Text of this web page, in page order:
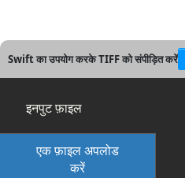
Swift का उपयोग करके TIFF को संपीड़ित करें
इनपुट फ़ाइल
एक फ़ाइल अपलोड
करें